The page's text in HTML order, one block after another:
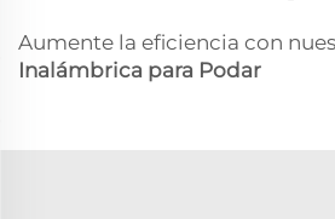
Aumente la eficiencia con
Inalámbrica para Podar